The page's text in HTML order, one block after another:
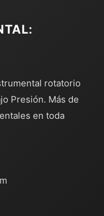
rotatorio
Presión. Más de
en toda